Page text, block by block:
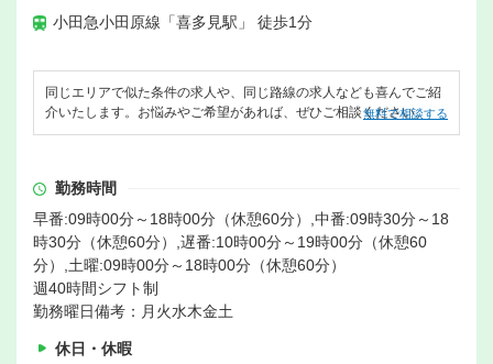
小田急小田原線「喜多見駅」 徒歩1分
同じエリアで似た条件の求人や、同じ路線の求人なども喜んでご紹
介いたします。お悩みやご希望があれば、ぜひご相談ください。
無料で相談する
勤務時間
早番:09時00分～18時00分（休憩60分）,中番:09時30分～18
時30分（休憩60分）,遅番:10時00分～19時00分（休憩60
分）,土曜:09時00分～18時00分（休憩60分）
週40時間シフト制
勤務曜日備考：月火水木金土
休日・休暇